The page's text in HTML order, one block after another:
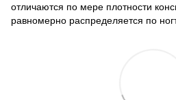
отличаются по мере плотности
равномерно распределяется по